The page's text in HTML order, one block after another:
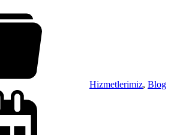
Hizmetlerimiz, Blog